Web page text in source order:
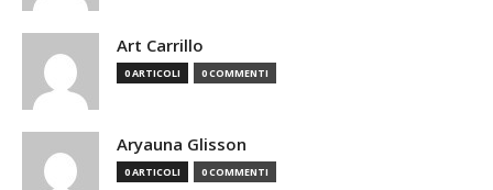
Art Carrillo
0 ARTICOLI 0 COMMENTI
Aryauna Glisson
0 ARTICOLI 0 COMMENTI